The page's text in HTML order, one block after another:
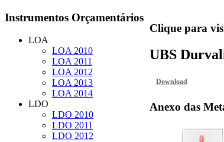
Clique para
UBS
Download
Anexo das
Instrumentos Orçamentários
LOA
LOA 2010
LOA 2011
LOA 2012
LOA 2013
LOA 2014
LDO
LDO 2010
LDO 2011
LDO 2012